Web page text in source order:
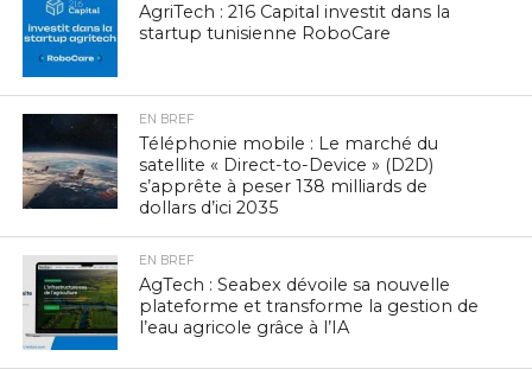
AgriTech : 216 Capital investit dans la
startup tunisienne RoboCare
EN BREF
Téléphonie mobile : Le marché du
satellite « Direct-to-Device » (D2D)
s’apprête à peser 138 milliards de
dollars d’ici 2035
EN BREF
AgTech : Seabex dévoile sa nouvelle
plateforme et transforme la gestion de
l’eau agricole grâce à l’IA